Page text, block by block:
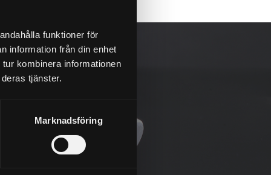
funktioner för
information från din enhet
kombinera informationen
tjänster.
Marknadsföring